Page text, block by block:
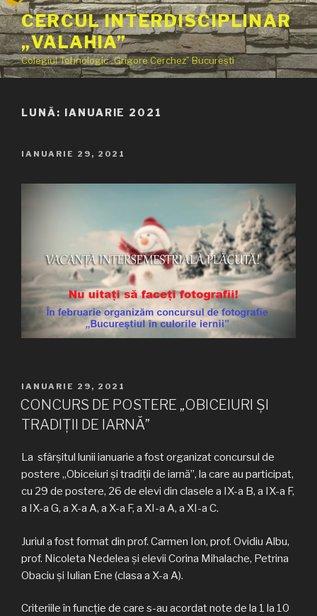
Sari
la
conținut
CERCUL INTERDISCIPLINAR
„VALAHIA”
Colegiul Tehnologic „Grigore Cerchez” București
LUNĂ: IANUARIE 2021
PUBLICAT
IANUARIE 29, 2021
PUBLICAT
PE
IANUARIE 29, 2021
CONCURS DE POSTERE „OBICEIURI ŞI
TRADIŢII DE IARNĂ”
La sfârșitul lunii ianuarie a fost organizat concursul de
postere „Obiceiuri şi tradiţii de iarnă”, la care au participat,
cu 29 de postere, 26 de elevi din clasele a IX-a B, a IX-a F,
a IX-a G, a X-a A, a X-a F, a XI-a A, a XI-a C.
Juriul a fost format din prof. Carmen Ion, prof. Ovidiu Albu,
prof. Nicoleta Nedelea și elevii Corina Mihalache, Petrina
Obaciu și Iulian Ene (clasa a X-a A).
Criteriile în funcţie de care s-au acordat note de la 1 la 10